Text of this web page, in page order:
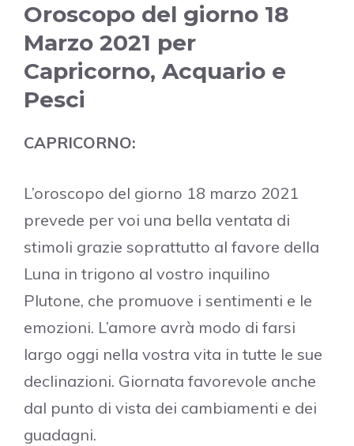
Oroscopo del giorno 18
Marzo 2021 per
Capricorno, Acquario e
Pesci
CAPRICORNO:
L’oroscopo del giorno 18 marzo 2021
prevede per voi una bella ventata di
stimoli grazie soprattutto al favore della
Luna in trigono al vostro inquilino
Plutone, che promuove i sentimenti e le
emozioni. L’amore avrà modo di farsi
largo oggi nella vostra vita in tutte le sue
declinazioni. Giornata favorevole anche
dal punto di vista dei cambiamenti e dei
guadagni.